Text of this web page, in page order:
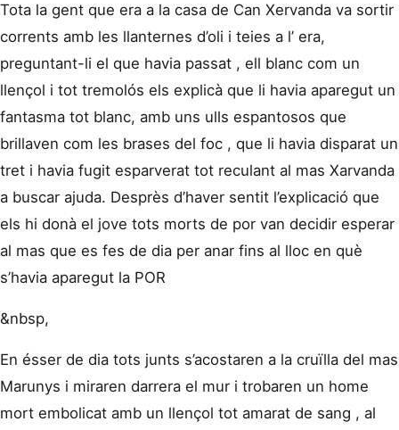
Tota la gent que era a la casa de Can Xervanda va sortir
corrents amb les llanternes d’oli i teies a l’ era,
preguntant-li el que havia passat , ell blanc com un
llençol i tot tremolós els explicà que li havia aparegut un
fantasma tot blanc, amb uns ulls espantosos que
brillaven com les brases del foc , que li havia disparat un
tret i havia fugit esparverat tot reculant al mas Xarvanda
a buscar ajuda. Desprès d’haver sentit l’explicació que
els hi donà el jove tots morts de por van decidir esperar
al mas que es fes de dia per anar fins al lloc en què
s’havia aparegut la POR
&nbsp,
En ésser de dia tots junts s’acostaren a la cruïlla del mas
Marunys i miraren darrera el mur i trobaren un home
mort embolicat amb un llençol tot amarat de sang , al